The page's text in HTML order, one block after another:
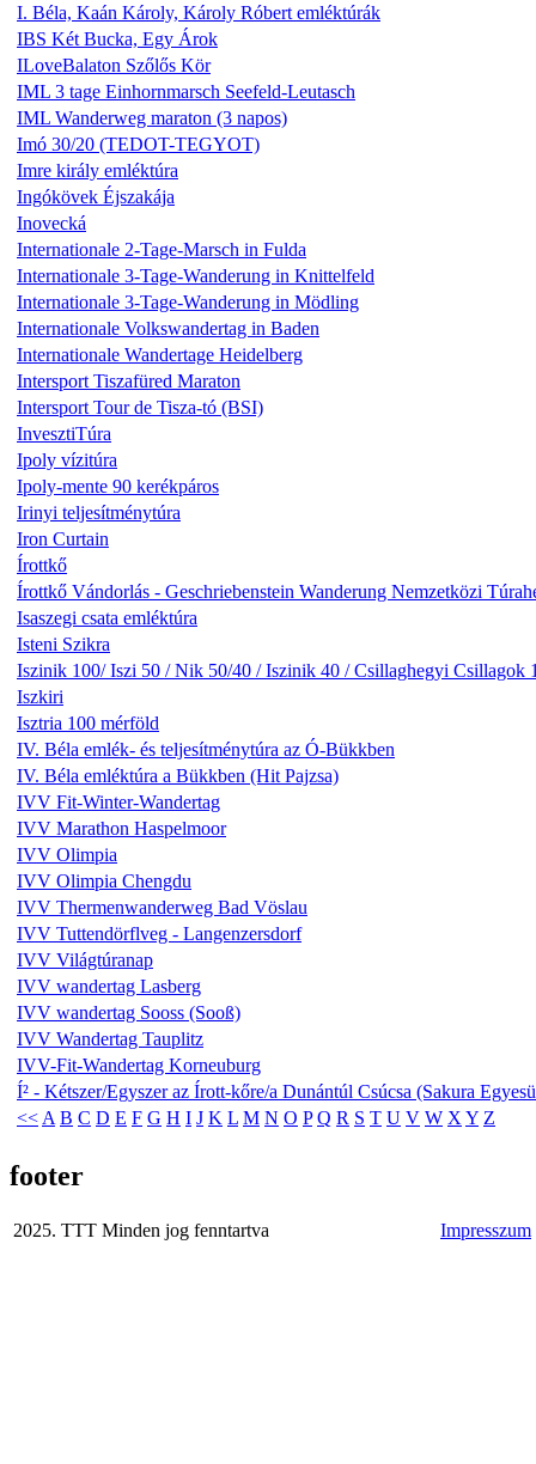
I. Béla, Kaán Károly, Károly Róbert emléktúrák
IBS Két Bucka, Egy Árok
ILoveBalaton Szőlős Kör
IML 3 tage Einhornmarsch Seefeld-Leutasch
IML Wanderweg maraton (3 napos)
Imó 30/20 (TEDOT-TEGYOT)
Imre király emléktúra
Ingókövek Éjszakája
Inovecká
Internationale 2-Tage-Marsch in Fulda
Internationale 3-Tage-Wanderung in Knittelfeld
Internationale 3-Tage-Wanderung in Mödling
Internationale Volkswandertag in Baden
Internationale Wandertage Heidelberg
Intersport Tiszafüred Maraton
Intersport Tour de Tisza-tó (BSI)
InvesztiTúra
Ipoly vízitúra
Ipoly-mente 90 kerékpáros
Irinyi teljesítménytúra
Iron Curtain
Írottkő
Írottkő Vándorlás - Geschriebenstein Wanderung Nemzetközi
Isaszegi csata emléktúra
Isteni Szikra
Iszinik 100/ Iszi 50 / Nik 50/40 / Iszinik 40 / Csillaghegyi Csillagok
Iszkiri
Isztria 100 mérföld
IV. Béla emlék- és teljesítménytúra az Ó-Bükkben
IV. Béla emléktúra a Bükkben (Hit Pajzsa)
IVV Fit-Winter-Wandertag
IVV Marathon Haspelmoor
IVV Olimpia
IVV Olimpia Chengdu
IVV Thermenwanderweg Bad Vöslau
IVV Tuttendörflveg - Langenzersdorf
IVV Világtúranap
IVV wandertag Lasberg
IVV wandertag Sooss (Sooß)
IVV Wandertag Tauplitz
IVV-Fit-Wandertag Korneuburg
Í² - Kétszer/Egyszer az Írott-kőre/a Dunántúl Csúcsa (Sakura
<< A B C D E F G H I J K L M N O P Q R S T U V W X Y Z
footer
2025. TTT Minden jog fenntartva Impresszum